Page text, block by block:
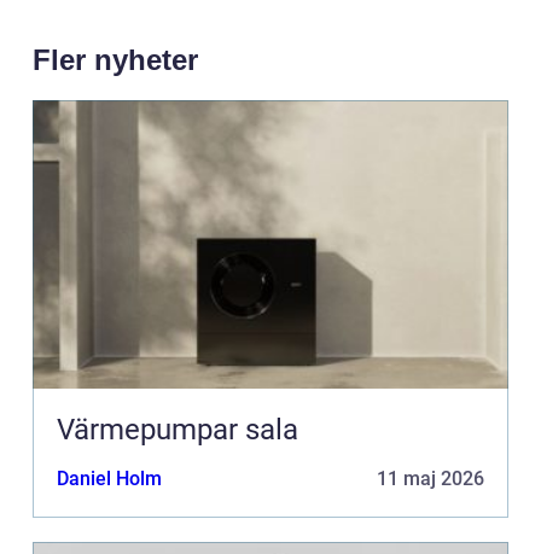
Fler nyheter
Värmepumpar sala
Daniel Holm 11 maj 2026